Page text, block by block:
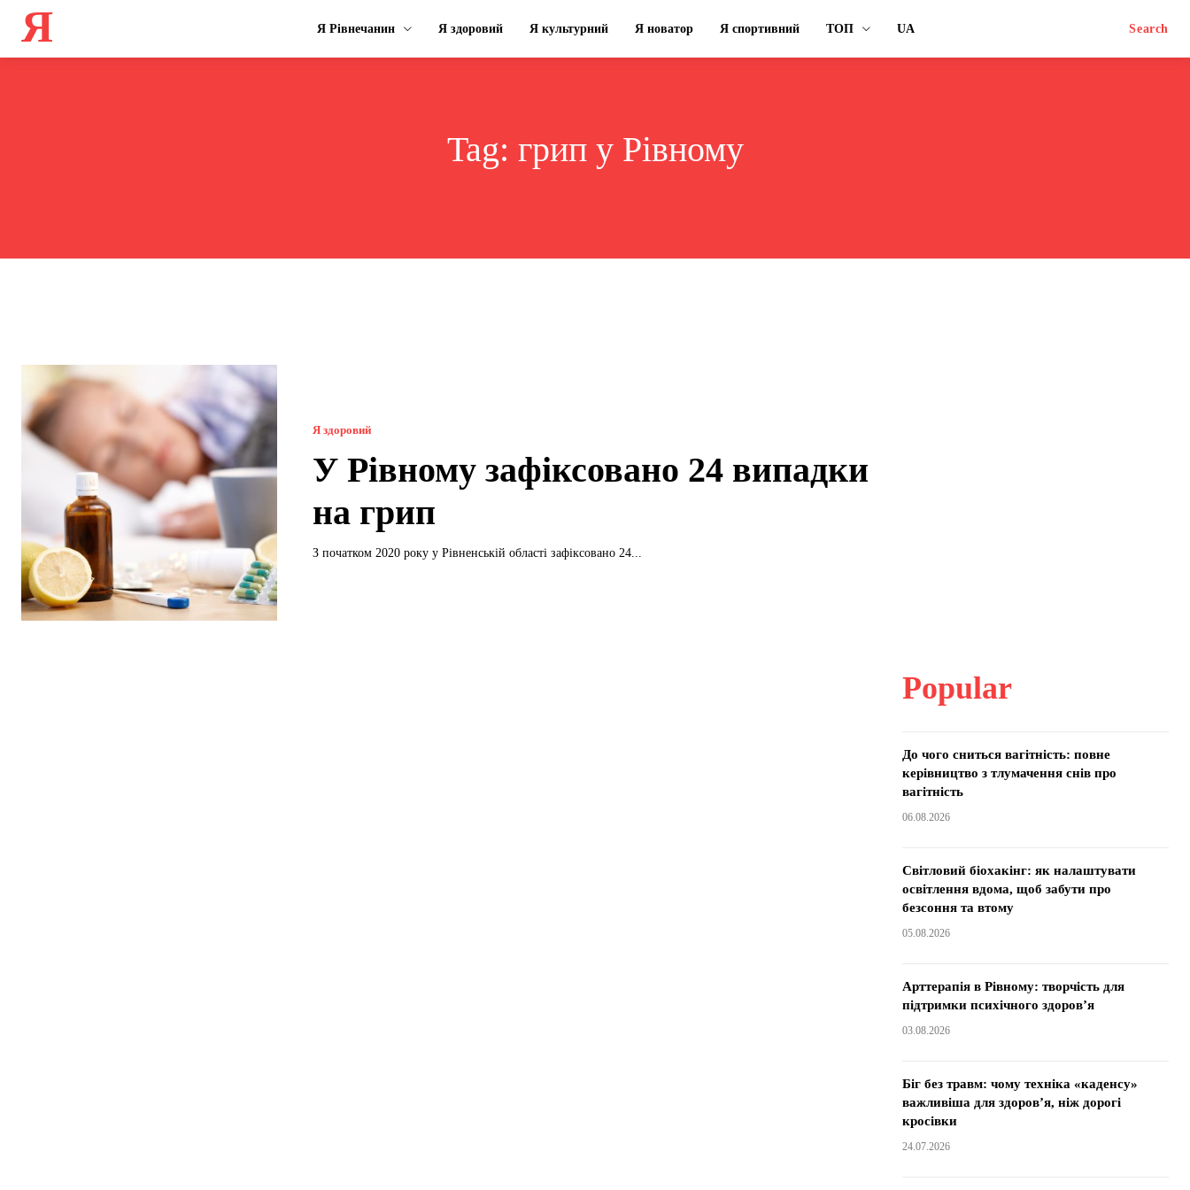
Я Я Рівнечанин Я здоровий Я культурний Я новатор Я спортивний ТОП UA Search
Tag: грип у Рівному
Я здоровий
У Рівному зафіксовано 24 випадки
на грип
З початком 2020 року у Рівненській області зафіксовано 24...
Popular
До чого сниться вагітність: повне
керівництво з тлумачення снів про
вагітність
06.08.2026
Світловий біохакінг: як налаштувати
освітлення вдома, щоб забути про
безсоння та втому
05.08.2026
Арттерапія в Рівному: творчість для
підтримки психічного здоров’я
03.08.2026
Біг без травм: чому техніка «каденсу»
важливіша для здоров’я, ніж дорогі
кросівки
24.07.2026